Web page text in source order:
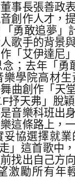
事長張善政
創作人才，
勇敢追夢」
歌手的背景
「艾伊達尼
；去年「勇
樂學院高材
曲創作「天
抒天弗」脫
音樂科班出
這條路上，
妥協選擇就
」這首歌中
找出自己方
激勵所有年